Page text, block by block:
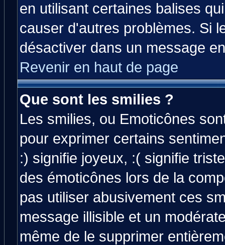
en utilisant certaines balises
causer d'autres problèmes. Si
désactiver dans un message
Revenir en haut de page
Que sont les smilies ?
Les smilies, ou Emoticônes
pour exprimer certains
:) signifie joyeux, :( signifie
des émoticônes lors de la
pas utiliser abusivement ces
message illisible et un
même de le supprimer